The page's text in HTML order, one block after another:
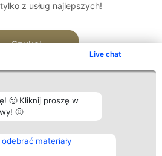
Live chat
🙂 Kliknij proszę w
🙂
materiały
z usług najlepszych!
Szukaj
Plebiscyt
Laureaci
Kontakt
Kontakt